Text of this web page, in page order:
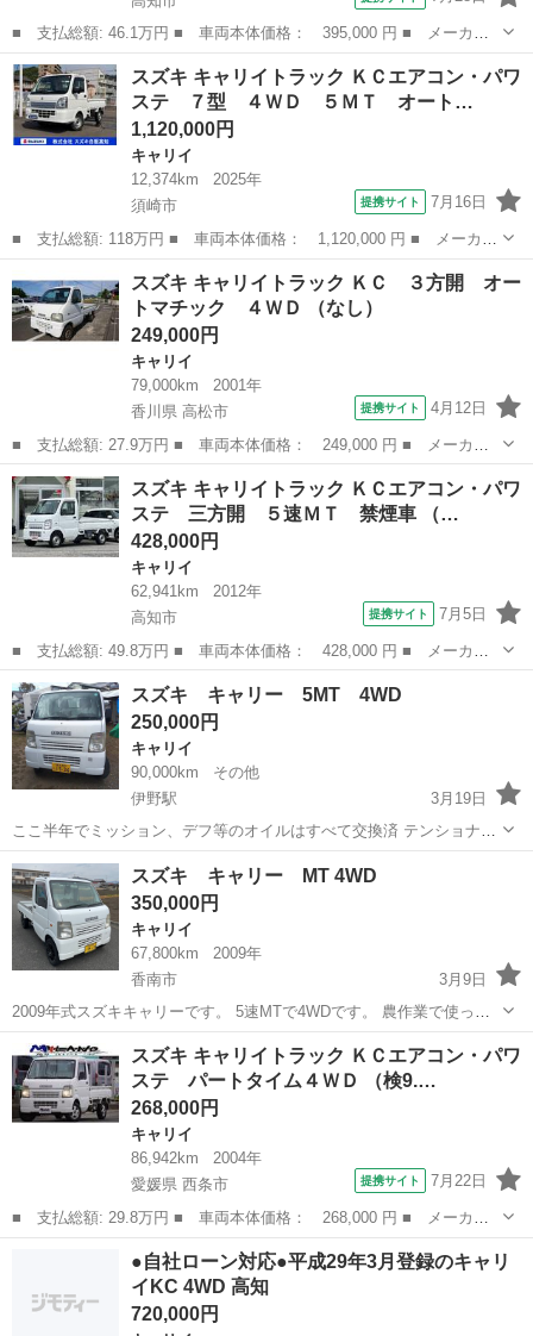
■ 支払総額: 46.1万円 ■ 車両本体価格： 395,000 円 ■ メーカー
名： スズキ ■ 車種名： キャリイトラック ■ グレード名： Ｋ
Ｃ 三方開 ＡＴ ＥＴＣ アルミホイール エアコン ■ 排気
量： 660c...
高知 高知市 キャリイ
スズキ キャリイトラック ＫＣエアコン・パワ
ステ ７型 ４ＷＤ ５ＭＴ オート…
1,120,000円
キャリイ
12,374km
2025年
須崎市
提携サイト 7月16日
■ 支払総額: 118万円 ■ 車両本体価格： 1,120,000 円 ■ メーカー
名： スズキ ■ 車種名： キャリイトラック ■ グレード名： Ｋ
Ｃエアコン・パワステ ７型 ４ＷＤ ５ＭＴ オートライト スズ
キセーフテ...
キャリイ
スズキ キャリイトラック ＫＣ ３方開 オー
トマチック ４ＷＤ （なし）
249,000円
キャリイ
79,000km
2001年
香川県 高松市
提携サイト 4月12日
■ 支払総額: 27.9万円 ■ 車両本体価格： 249,000 円 ■ メーカー
名： スズキ ■ 車種名： キャリイトラック ■ グレード名： Ｋ
Ｃ ３方開 オートマチック ４ＷＤ ■ 排気量： 660cc ■ ドア枚
数...
香川 高松市 キャリイ
スズキ キャリイトラック ＫＣエアコン・パワ
ステ 三方開 ５速ＭＴ 禁煙車 （…
428,000円
キャリイ
62,941km
2012年
高知市
提携サイト 7月5日
■ 支払総額: 49.8万円 ■ 車両本体価格： 428,000 円 ■ メーカー
名： スズキ ■ 車種名： キャリイトラック ■ グレード名： Ｋ
Ｃエアコン・パワステ 三方開 ５速ＭＴ 禁煙車 ■ 排気量：
660cc ...
高知 高知市 キャリイ
スズキ キャリー 5MT 4WD
250,000円
キャリイ
90,000km
その他
伊野駅
3月19日
ここ半年でミッション、デフ等のオイルはすべて交換済 テンショナー
プーリー。スパークプラグ3本も交換済 エンジン、エアコン ミッシ
ョンとの不具合はありません。 購入後 すぐに使用できます。リモコ
ンキーは無し タイヤも1...
高知 土佐市 伊野駅 キャリイ
スズキ キャリー MT 4WD
350,000円
キャリイ
67,800km
2009年
香南市
3月9日
2009年式スズキキャリーです。 5速MTで4WDです。 農作業で使って
いたので荷台はキズやサビなどありますが、車体はヘコみなどなく、
年式のわりには綺麗な方だとおもいます。 特に今のところ不具合など
はありません。 ちょこ...
高知 香南市 キャリイ キャリー
スズキ キャリイトラック ＫＣエアコン・パワ
ステ パートタイム４ＷＤ （検9.…
268,000円
キャリイ
86,942km
2004年
愛媛県 西条市
提携サイト 7月22日
■ 支払総額: 29.8万円 ■ 車両本体価格： 268,000 円 ■ メーカー
名： スズキ ■ 車種名： キャリイトラック ■ グレード名： Ｋ
Ｃエアコン・パワステ パートタイム４ＷＤ ■ 排気量： 660cc ■
キャリイ
●自社ローン対応●平成29年3月登録のキャリ
イKC 4WD 高知
720,000円